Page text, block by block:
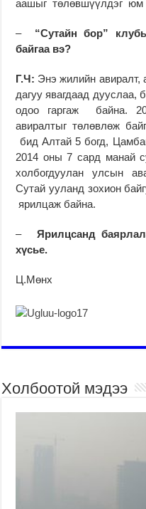
аашыг төлөвшүүлдэг юм
– “Сутайн бор”
байгаа вэ?
Г.Ч: Энэ жилийн авиралт,
дагуу явагдаад дууслаа,
одоо гаргаж байна.
авиралтыг төлөвлөж
бид Алтай 5 богд,
2014 оны 7 сард манай
холбогдуулан улсын
Сутай ууланд зохион
ярилцаж байна.
–Ярилцсанд
хүсье.
Ц.Мөнх
Холбоотой мэдээ